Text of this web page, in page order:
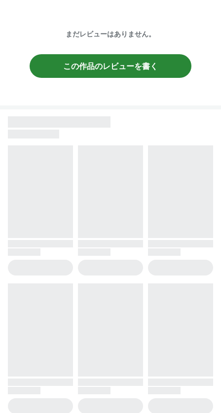
まだレビューはありません。
この作品のレビューを書く